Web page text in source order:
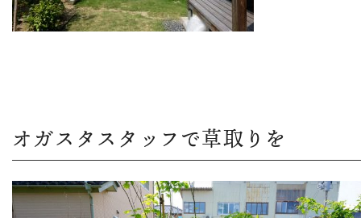
オガスタスタッフで草取りを